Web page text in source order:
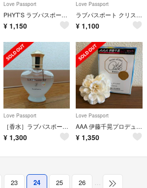
Love Passport
PHYT’S ラブパスポート ジュリエットラブレター 40ml 伊藤千晃
¥ 1,150
Love Passport
ラブパスポート クリスタルルナ
¥ 1,100
Love Passport
［香水］ラブパスポート イット
¥ 1,300
Love Passport
AAA 伊藤千晃プロデュース オールドパルファム
¥ 1,350
23 24 25 26 …